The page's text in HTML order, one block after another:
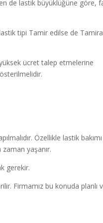
de lastik büyüklüğüne göre,
tipi Tamir edilse de
ücret talep etmelerine
Özellikle lastik
yaşanır.
gerekir.
Firmamız bu konuda planlı